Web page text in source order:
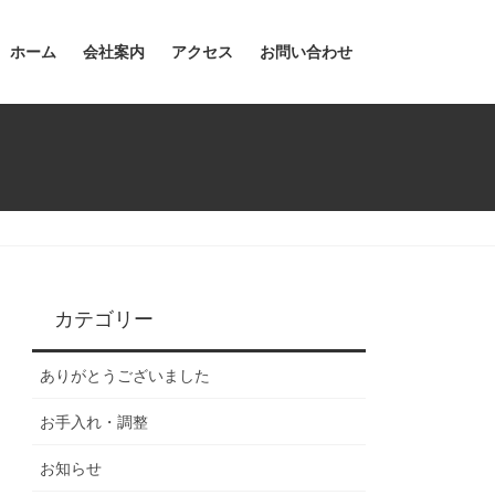
ホーム 会社案内 アクセス お問い合わせ
カテゴリー
ありがとうございました
お手入れ・調整
お知らせ